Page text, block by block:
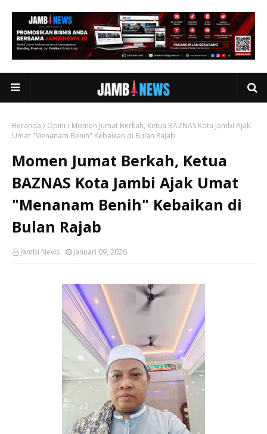
Beranda Opini
Momen Jumat Berkah, Ketua BAZNAS Kota Jambi Ajak
Umat "Menanam Benih" Kebaikan di Bulan Rajab
Momen Jumat Berkah, Ketua
BAZNAS Kota Jambi Ajak Umat
"Menanam Benih" Kebaikan di
Bulan Rajab
Jambi News Januari 09, 2026